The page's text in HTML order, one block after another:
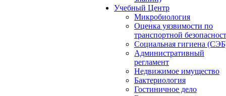
Учебный Центр
Микробиология
Оценка уязвимости по
транспортной
Социальная гигиена
Административный
регламент
Недвижимое имущество
Бактериология
Гостиничное дело